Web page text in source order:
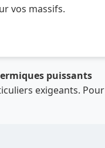
vos massifs.
puissants
exigeants. Pour